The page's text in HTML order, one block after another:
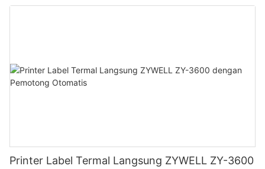
Printer Label Termal Langsung ZYWELL ZY-3600